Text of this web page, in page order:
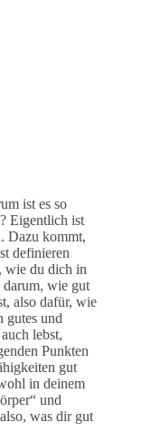
ist es so
Eigentlich ist
Dazu kommt,
definieren
wie du dich in
darum, wie gut
also dafür, wie
gutes und
lebst,
Punkten
gut
in deinem
und
was dir gut